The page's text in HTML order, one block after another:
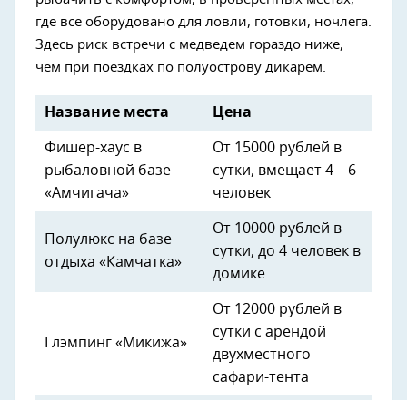
где все оборудовано для ловли, готовки, ночлега.
Здесь риск встречи с медведем гораздо ниже,
чем при поездках по полуострову дикарем.
Название места Цена
Фишер-хаус в
рыбаловной базе
«Амчигача»
От 15000 рублей в
сутки, вмещает 4 – 6
человек
Полулюкс на базе
отдыха «Камчатка»
От 10000 рублей в
сутки, до 4 человек в
домике
Глэмпинг «Микижа»
От 12000 рублей в
сутки с арендой
двухместного
сафари-тента